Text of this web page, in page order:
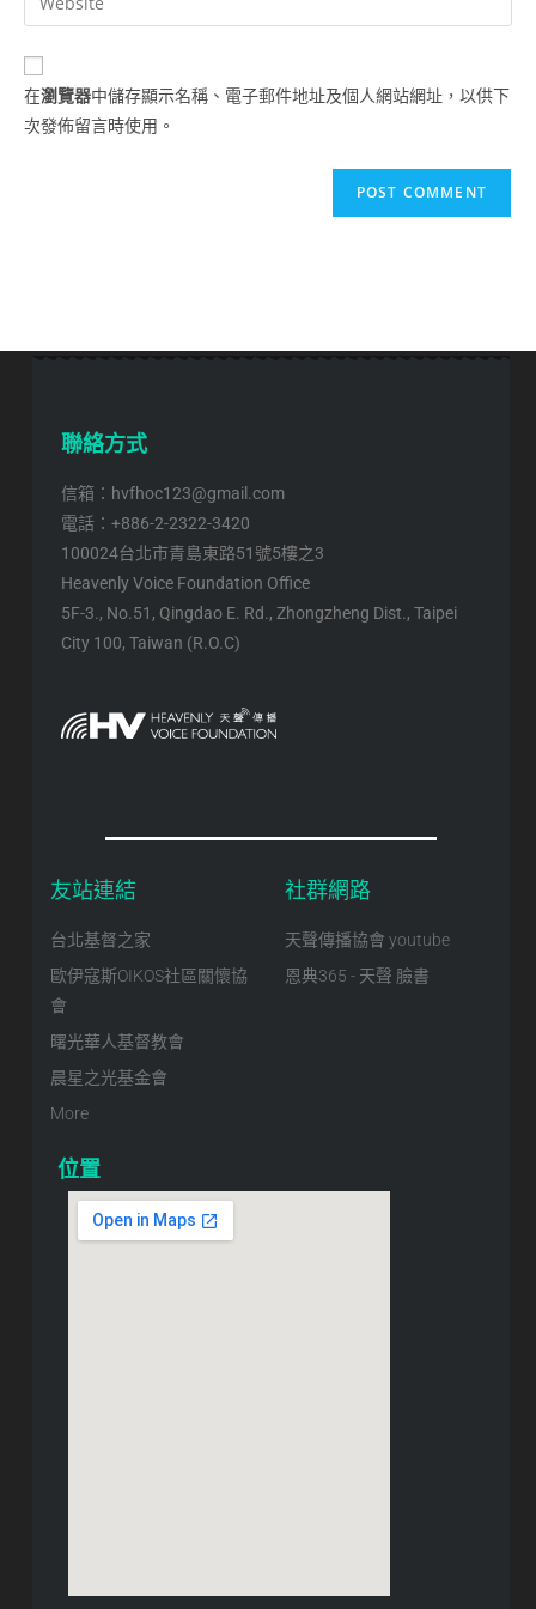
在瀏覽器中儲存顯示名稱、電子郵件地址及個人網站網址，以供下
次發佈留言時使用。
聯絡方式
信箱：hvfhoc123@gmail.com
電話：+886-2-2322-3420
100024台北市青島東路51號5樓之3
Heavenly Voice Foundation Office
5F-3., No.51, Qingdao E. Rd., Zhongzheng Dist., Taipei
City 100, Taiwan (R.O.C)
友站連結
台北基督之家
歐伊寇斯OIKOS社區關懷協
會
曙光華人基督教會
晨星之光基金會
More
社群網路
天聲傳播協會 youtube
恩典365 - 天聲 臉書
位置